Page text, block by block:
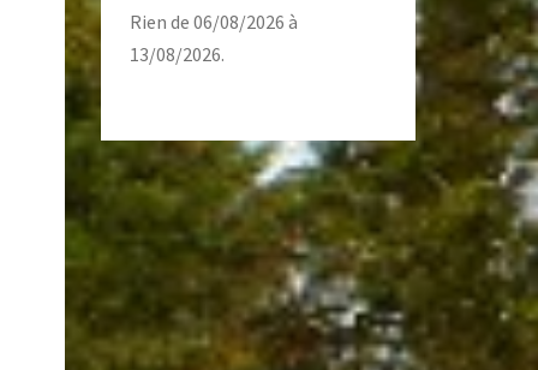
Rien de 06/08/2026 à
13/08/2026.